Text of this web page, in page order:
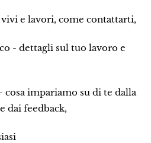
e lavori, come contattarti,
- dettagli sul tuo lavoro e
cosa impariamo su di te dalla
dai feedback,